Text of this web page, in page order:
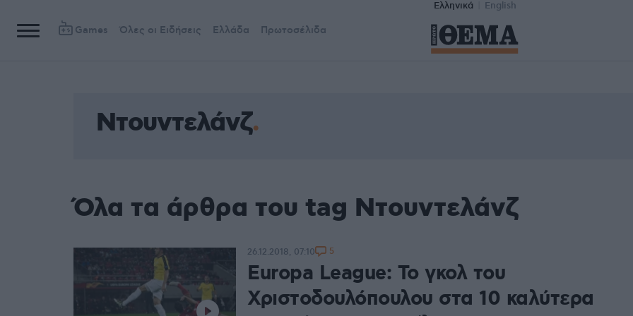
Ελληνικά English
Games Όλες οι Ειδήσεις Ελλάδα Πρωτοσέλιδα
Ντουντελάνζ
Όλα τα άρθρα του tag Ντουντελάνζ
Europa League: Το γκολ του
Χριστοδουλόπουλου στα 10 καλύτερα
26.12.2018, 07:10 5